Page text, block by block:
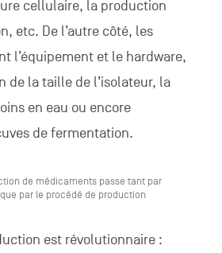
cellulaire, la production
etc. De l’autre côté, les
l’équipement et le hardware,
de la taille de l’isolateur, la
en eau ou encore
de fermentation.
de médicaments passe tant par
par le procédé de production
est révolutionnaire :